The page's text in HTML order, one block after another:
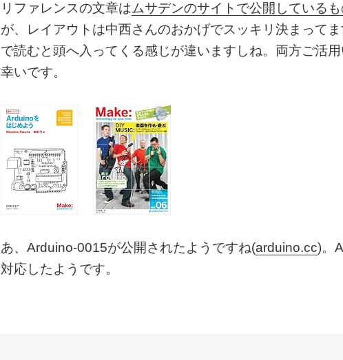
リファレンスの文章はムサデンのサイトで公開している
が、レイアウトは中西さんのおかげでスッキリ決まって
で読むと頭へ入ってくる感じが違いますしね。両方ご活
幸いです。
あ、Arduino-0015が公開されたようですね(arduino.cc)。
対応したようです。